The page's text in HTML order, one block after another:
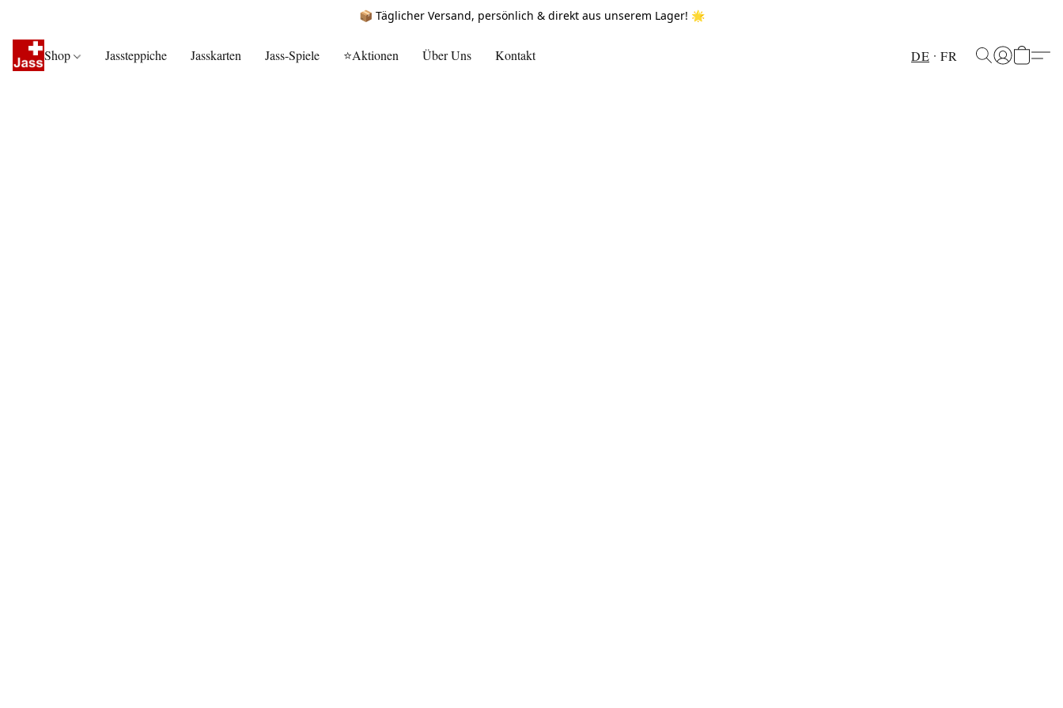
📦 Täglicher Versand, persönlich & direkt aus unserem Lager! 🌟
Shop Jassteppiche Jasskarten Jass-Spiele ⭐Aktionen Über Uns Kontakt DE FR